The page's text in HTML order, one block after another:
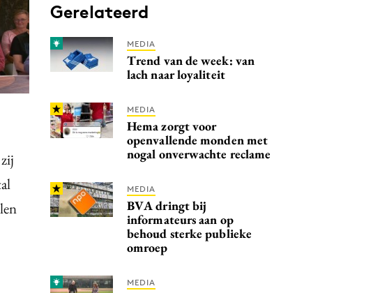
Gerelateerd
MEDIA
Trend van de week: van
lach naar loyaliteit
MEDIA
Hema zorgt voor
openvallende monden met
nogal onverwachte reclame
MEDIA
BVA dringt bij
informateurs aan op
behoud sterke publieke
omroep
MEDIA